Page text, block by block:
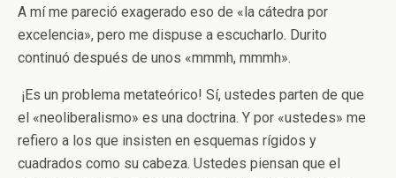
A mí me pareció exagerado eso de «la cátedra por
excelencia», pero me dispuse a escucharlo. Durito
continuó después de unos «mmmh, mmmh».
­ ¡Es un problema metateórico! Sí, ustedes parten de que
el «neoliberalismo» es una doctrina. Y por «ustedes» me
refiero a los que insisten en esquemas rígidos y
cuadrados como su cabeza. Ustedes piensan que el